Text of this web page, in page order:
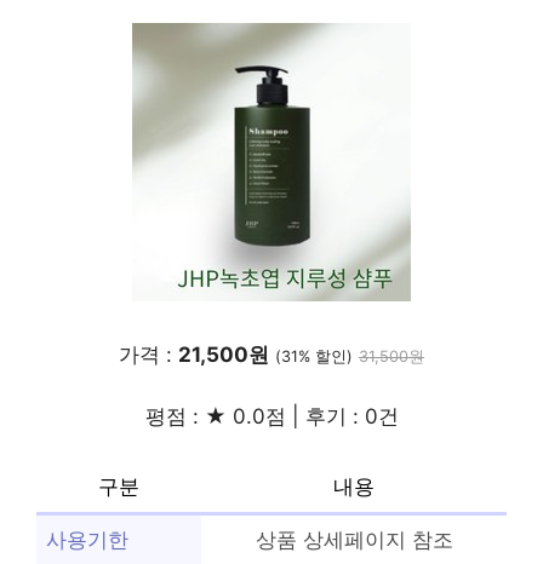
가격 : 21,500원 (31% 할인) 31,500원
평점 : ★ 0.0점 | 후기 : 0건
구분 내용
사용기한 상품 상세페이지 참조